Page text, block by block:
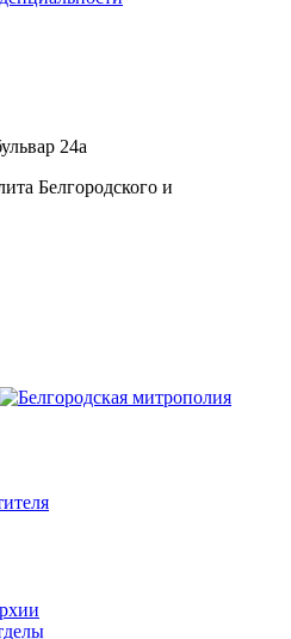
24а
Белгородского и